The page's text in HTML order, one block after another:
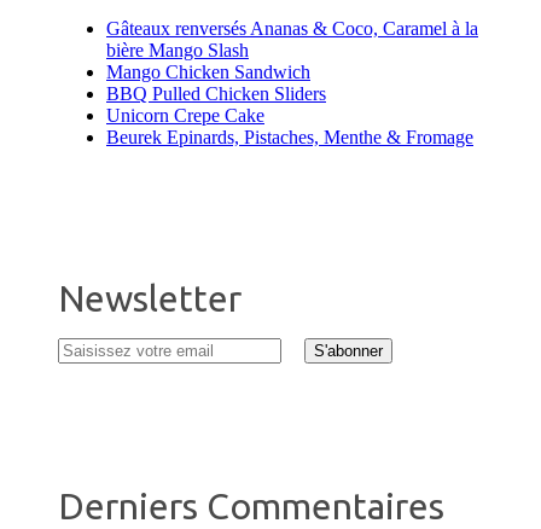
Gâteaux renversés Ananas & Coco, Caramel à la
bière Mango Slash
Mango Chicken Sandwich
BBQ Pulled Chicken Sliders
Unicorn Crepe Cake
Beurek Epinards, Pistaches, Menthe & Fromage
Newsletter
Derniers Commentaires